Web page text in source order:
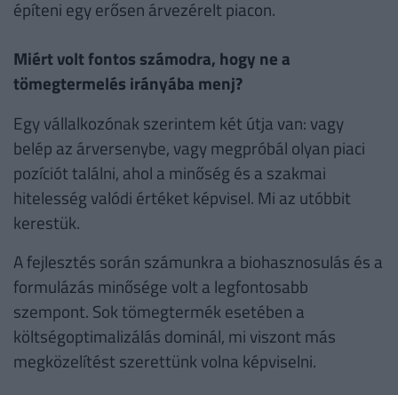
építeni egy erősen árvezérelt piacon.
Miért volt fontos számodra, hogy ne a
tömegtermelés irányába menj?
Egy vállalkozónak szerintem két útja van: vagy
belép az árversenybe, vagy megpróbál olyan piaci
pozíciót találni, ahol a minőség és a szakmai
hitelesség valódi értéket képvisel. Mi az utóbbit
kerestük.
A fejlesztés során számunkra a biohasznosulás és a
formulázás minősége volt a legfontosabb
szempont. Sok tömegtermék esetében a
költségoptimalizálás dominál, mi viszont más
megközelítést szerettünk volna képviselni.